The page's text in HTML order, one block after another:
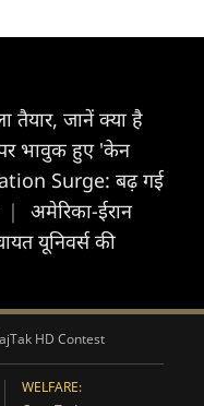
तैयार, जानें क्या है
पर भावुक हुए 'केन
Surge: बढ़ गई
|
अमेरिका-ईरान
यूनिवर्स की
HD Contest
WELFARE: